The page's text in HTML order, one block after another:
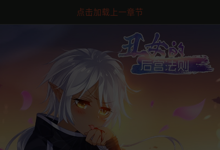
点击加载上一章节